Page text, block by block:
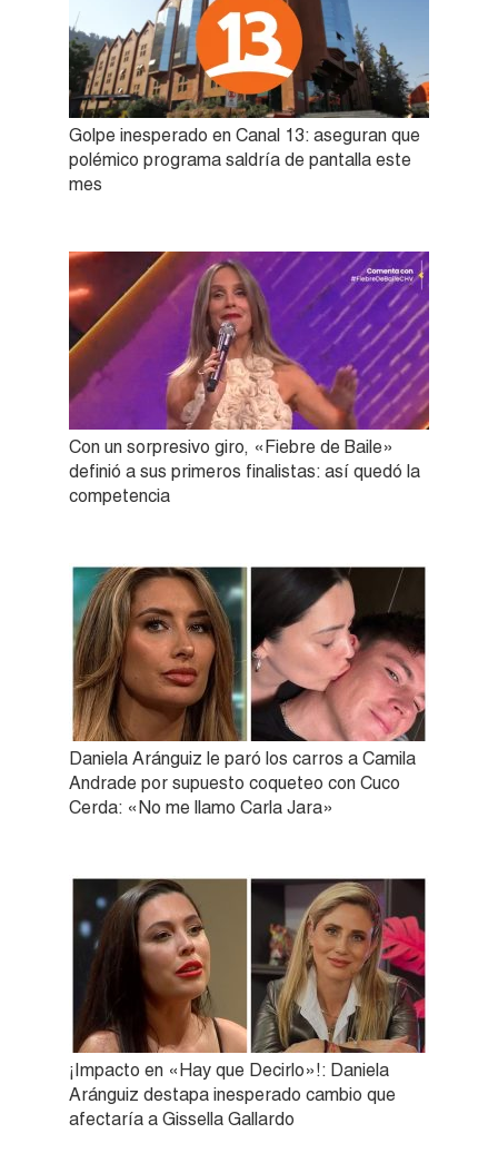
Golpe inesperado en Canal 13: aseguran que
polémico programa saldría de pantalla este
mes
Con un sorpresivo giro, «Fiebre de Baile»
definió a sus primeros finalistas: así quedó la
competencia
Daniela Aránguiz le paró los carros a Camila
Andrade por supuesto coqueteo con Cuco
Cerda: «No me llamo Carla Jara»
¡Impacto en «Hay que Decirlo»!: Daniela
Aránguiz destapa inesperado cambio que
afectaría a Gissella Gallardo